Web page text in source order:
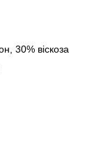
30% віскоза